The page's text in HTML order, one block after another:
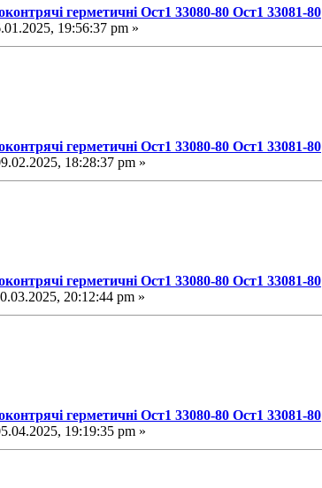
герметичні Ост1 33080-80 Ост1 33081-80
19:56:37 pm »
герметичні Ост1 33080-80 Ост1 33081-80
18:28:37 pm »
герметичні Ост1 33080-80 Ост1 33081-80
20:12:44 pm »
герметичні Ост1 33080-80 Ост1 33081-80
19:19:35 pm »